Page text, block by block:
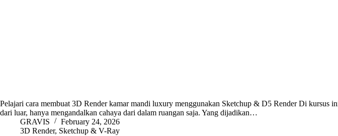
Pelajari cara membuat 3D Render kamar mandi luxury menggunakan Sketchup & D5 Render Di kursus
dari luar, hanya mengandalkan cahaya dari dalam ruangan saja. Yang dijadikan…
GRAVIS
February 24, 2026
3D Render, Sketchup & V-Ray